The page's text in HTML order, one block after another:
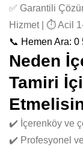
✅ Garantili
Hizmet | ⏱️ Acil
📞 Hemen Ara:
Neden
Tamiri
✔️ İçerenköy ve
✔️ Profesyonel